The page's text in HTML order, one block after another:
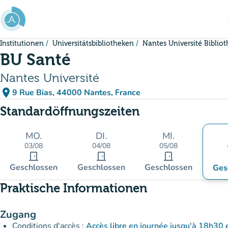
Gehe zum Hauptinhalt
Institutionen Universitätsbibliotheken Nantes Université
BU Santé
Nantes Université
place 9 Rue Bias, 44000 Nantes, France
(in Google Maps öffnen)
(new tab)
Standardöffnungszeiten
MO.
03/08
door_front
Geschlossen
DI.
04/08
door_front
Geschlossen
MI.
05/08
door_front
Geschlossen
Praktische Informationen
Zugang